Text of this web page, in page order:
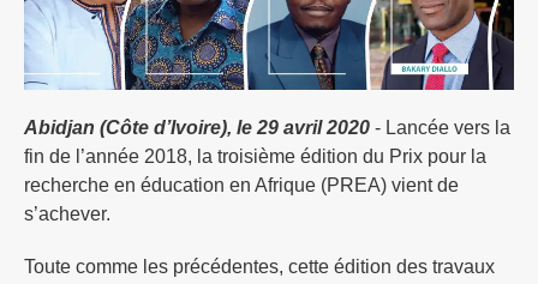
Abidjan (Côte d’Ivoire), le 29 avril 2020 - Lancée vers la
fin de l’année 2018, la troisième édition du Prix pour la
recherche en éducation en Afrique (PREA) vient de
s’achever.
Toute comme les précédentes, cette édition des travaux